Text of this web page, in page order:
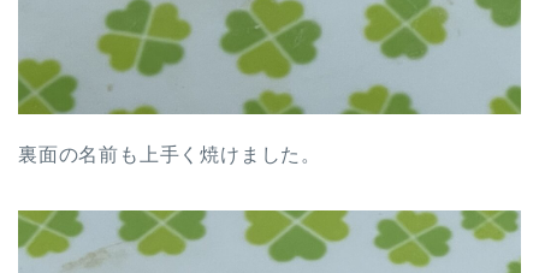
裏面の名前も上手く焼けました。